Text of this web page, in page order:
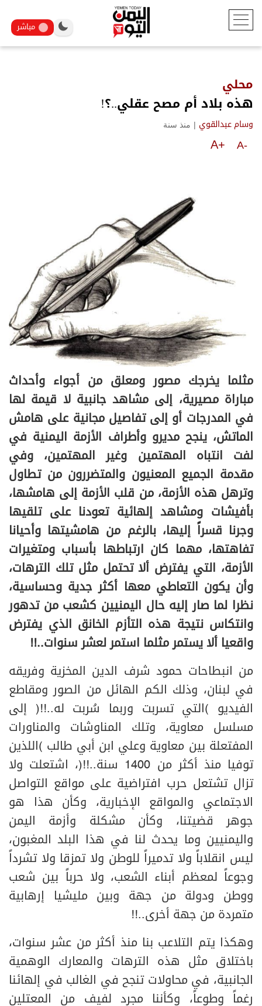
مباشر
محلي
هذه بلاد أم مصح عقلي..؟!
وسام عبدالقوي | منذ سنة
A-
A+
مثلما يخرجك مصور ومعلق من أجواء وأحداث
مباراة مصيرية، إلى مشاهد جانبية لا قيمة لها
في المدرجات أو إلى تفاصيل مجانية على هامش
الماتش، ينجح مديرو وأطراف الأزمة اليمنية في
لفت انتباه المهتمين وغير المهتمين، وفي
مقدمة الجميع المعنيون والمتضررون من تطاول
وترهل هذه الأزمة، من قلب الأزمة إلى هامشها،
بأفيشات ومشاهد إلهائية تعودنا على تلقيها
وجرنا قسراً إليها، بالرغم من هامشيتها وأحيانا
تفاهتها، مهما كان ارتباطها بأسباب ومتغيرات
الأزمة، التي يفترض ألا تحتمل مثل تلك الترهات،
وأن يكون التعاطي معها أكثر جدية وحساسية،
نظرا لما صار إليه حال اليمنيين كشعب من تدهور
وانتكاس نتيجة هذه التأزم الخانق الذي يفترض
واقعيا ألا يستمر مثلما استمر لعشر سنوات..!!
من انبطاحات حمود شرف الدين المخزية وفريقه
في لبنان، وذلك الكم الهائل من الصور ومقاطع
الفيديو (التي تسربت وربما سُربت له..!!) إلى
مسلسل معاوية، وتلك المناوشات والمناورات
المفتعلة بين معاوية وعلي ابن أبي طالب (اللذين
توفيا منذ أكثر من 1400 سنة..!!)، اشتعلت ولا
تزال تشتعل حرب افتراضية على مواقع التواصل
الاجتماعي والمواقع الإخبارية، وكأن هذا هو
جوهر قضيتنا، وكأن مشكلة وأزمة اليمن
واليمنيين وما يحدث لنا في هذا البلد المغبون،
ليس انقلاباً ولا تدميراً للوطن ولا تمزقا ولا تشرداً
وجوعاً لمعظم أبناء الشعب، ولا حرباً بين شعب
ووطن ودولة من جهة وبين مليشيا إرهابية
متمردة من جهة أخرى..!!
وهكذا يتم التلاعب بنا منذ أكثر من عشر سنوات،
باختلاق مثل هذه الترهات والمعارك الوهمية
الجانبية، في محاولات تنجح في الغالب في إلهائنا
رغماً وطوعاً، وكأننا مجرد لفيف من المعتلين